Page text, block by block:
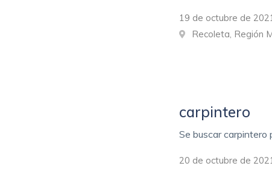
19 de octubre de
Recoleta, Región
carpintero
Se buscar carpintero
20 de octubre de